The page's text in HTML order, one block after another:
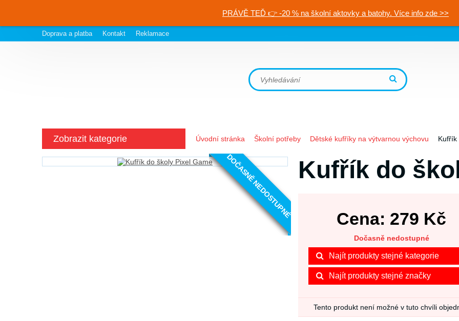
PRÁVĚ TEĎ 👉 -20 % na školní aktovky a batohy. Více info zde >>
Doprava a platba Kontakt Reklamace
Zobrazit kategorie Úvodní stránka Školní potřeby Dětské kufříky na výtvarnou výchovu Kufřík
DOČASNĚ NEDOSTUPNÉ Kufřík do
Cena: 279 Kč
Dočasně nedostupné
Najít produkty stejné kategorie
Najít produkty stejné značky
Tento produkt není možné v tuto chvíli